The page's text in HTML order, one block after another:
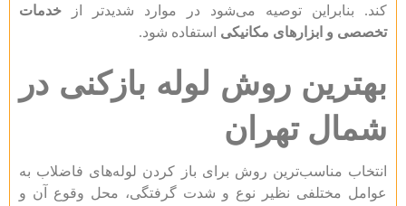
کند. بنابراین توصیه می‌شود در موارد شدیدتر از خدمات
تخصصی و ابزارهای مکانیکی استفاده شود.
بهترین روش لوله بازکنی در
شمال تهران
انتخاب مناسب‌ترین روش برای باز کردن لوله‌های فاضلاب به
عوامل مختلفی نظیر نوع و شدت گرفتگی، محل وقوع آن و